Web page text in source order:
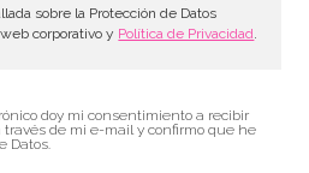
sobre la Protección de Datos
corporativo y Política de Privacidad.
doy mi consentimiento a recibir
de mi e-mail y confirmo que he
Datos.